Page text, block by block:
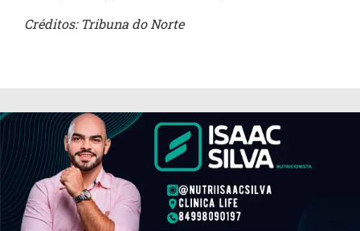
Créditos: Tribuna do Norte